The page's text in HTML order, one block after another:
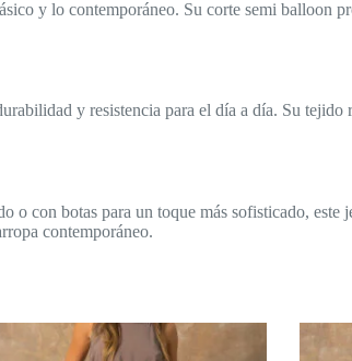
y lo contemporáneo. Su corte semi balloon
y resistencia para el día a día. Su
o con botas para un toque más sofisticado,
contemporáneo.